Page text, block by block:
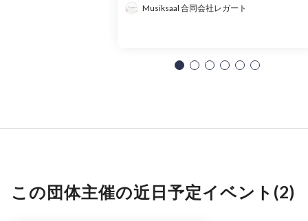
Musiksaal 合同会社レガート
この団体主催の近日予定イベント(2)